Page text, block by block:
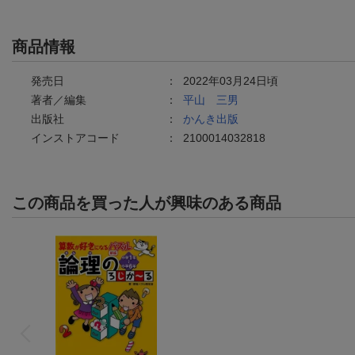
商品情報
発売日 ： 2022年03月24日頃
著者／編集
： 平山 三男
出版社
： かんき出版
インストアコード
： 2100014032818
この商品を買った人が興味のある商品